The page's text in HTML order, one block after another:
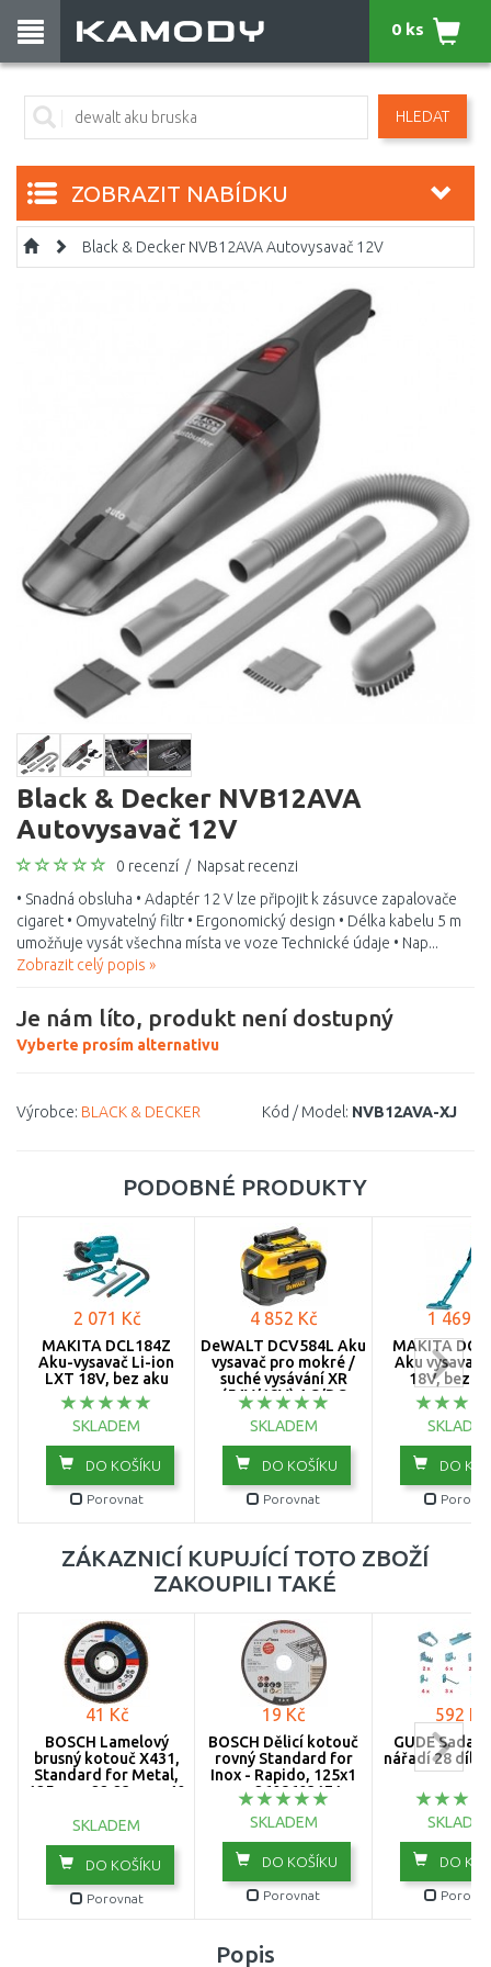
HLEDAT
0 ks
ZOBRAZIT NABÍDKU
Black & Decker NVB12AVA Autovysavač 12V
Black & Decker NVB12AVA
Autovysavač 12V
0 recenzí / Napsat recenzi
• Snadná obsluha • Adaptér 12 V lze připojit k zásuvce zapalovače
cigaret • Omyvatelný filtr • Ergonomický design • Délka kabelu 5 m
umožňuje vysát všechna místa ve voze Technické údaje • Nap...
Zobrazit celý popis »
Je nám líto, produkt není dostupný
Vyberte prosím alternativu
Výrobce: BLACK & DECKER Kód / Model: NVB12AVA-XJ
PODOBNÉ PRODUKTY
2 071 Kč
MAKITA DCL184Z
Aku-vysavač Li-ion
LXT 18V, bez aku
SKLADEM
DO KOŠÍKU
Porovnat
4 852 Kč
DeWALT DCV584L Aku
vysavač pro mokré /
suché vysávání XR
(54V/18V) AC/DC
SKLADEM
DO KOŠÍKU
Porovnat
1 469
MAKITA
Aku vysavač
18V, bez
DO
ZÁKAZNICÍ KUPUJÍCÍ TOTO ZBOŽÍ
ZAKOUPILI TAKÉ
41 Kč
BOSCH Lamelový
brusný kotouč X431,
Standard for Metal,
125 mm, 22,23 mm, 40
SKLADEM
DO KOŠÍKU
Porovnat
19 Kč
BOSCH Dělicí kotouč
rovný Standard for
Inox - Rapido, 125x1
mm 2608603171
SKLADEM
DO KOŠÍKU
Porovnat
592 Kč
GÜDE Sada
nářadí 28
DO
Popis